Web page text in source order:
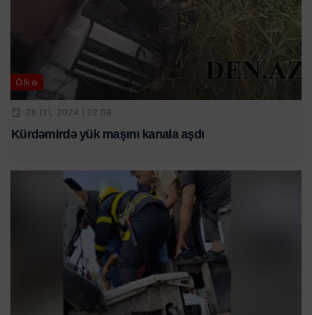
Ölkə
28 IYL 2024 | 22:08
Kürdəmirdə yük maşını kanala aşdı